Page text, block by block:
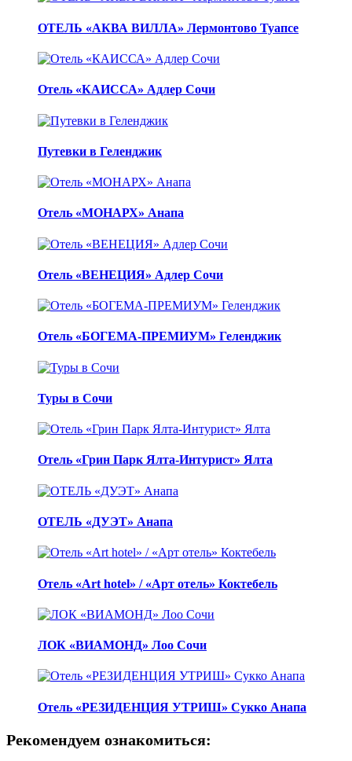
ОТЕЛЬ «АКВА ВИЛЛА» Лермонтово Туапсе
Отель «КАИССА» Адлер Сочи
Путевки в Геленджик
Отель «МОНАРХ» Анапа
Отель «ВЕНЕЦИЯ» Адлер Сочи
Отель «БОГЕМА-ПРЕМИУМ» Геленджик
Туры в Сочи
Отель «Грин Парк Ялта-Интурист» Ялта
ОТЕЛЬ «ДУЭТ» Анапа
Отель «Art hotel» / «Арт отель» Коктебель
ЛОК «ВИАМОНД» Лоо Сочи
Отель «РЕЗИДЕНЦИЯ УТРИШ» Сукко Анапа
Рекомендуем ознакомиться: